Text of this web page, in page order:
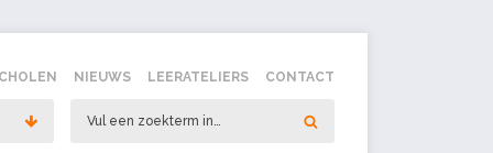
NIEUWS LEERATELIERS CONTACT